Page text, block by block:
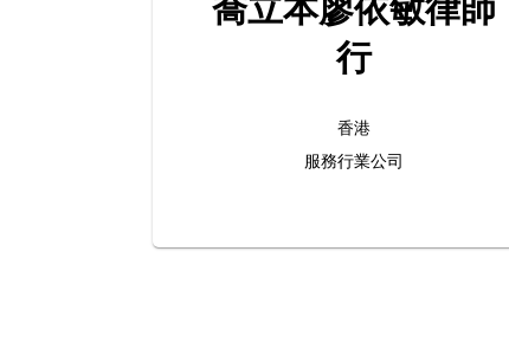
喬立本廖依敏律師
行
香港
服務行業公司